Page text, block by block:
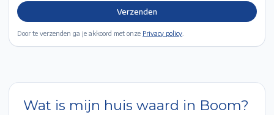
Verzenden
Door te verzenden ga je akkoord met onze Privacy policy
Wat is mijn huis waard in Boom?